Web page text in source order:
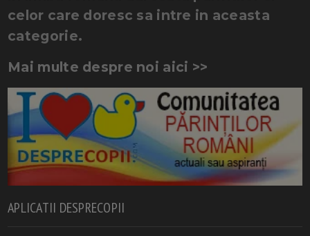
celor care doresc sa intre in aceasta
categorie.
Mai multe despre noi aici >>
APLICATII DESPRECOPII